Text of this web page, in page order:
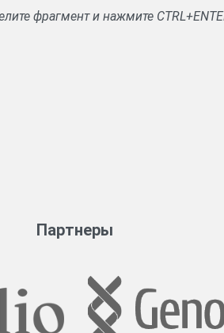
фрагмент и нажмите
Партнеры